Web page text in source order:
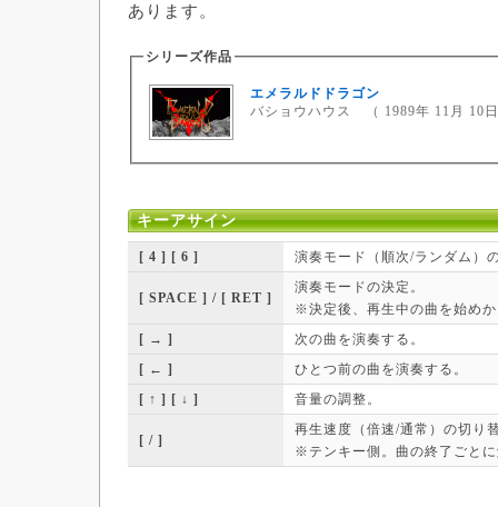
あります。
シリーズ作品
エメラルドドラゴン
バショウハウス （ 1989年 11月 10
キーアサイン
[ 4 ] [ 6 ] 演奏モード（順次/ランダム）
[ SPACE ] / [ RET ]
演奏モードの決定。
※決定後、再生中の曲を始め
[ → ]
次の曲を演奏する。
[ ← ]
ひとつ前の曲を演奏する。
[ ↑ ] [ ↓ ]
音量の調整。
[ / ]
再生速度（倍速/通常）の切り
※テンキー側。曲の終了ごと